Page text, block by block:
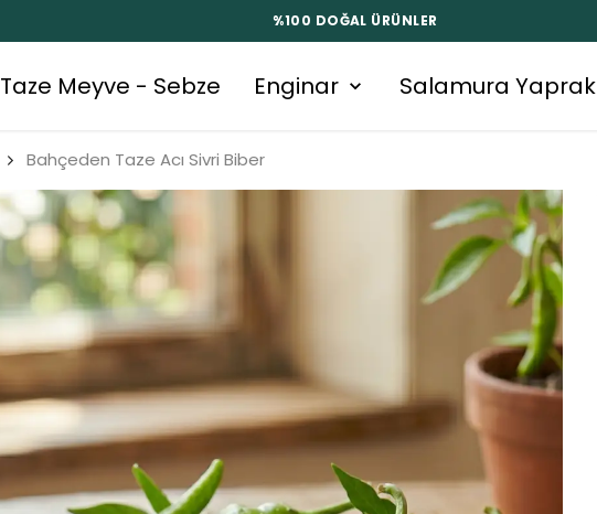
%100 DOĞAL ÜRÜNLER
Taze Meyve - Sebze Enginar Salamura Yaprak
Bahçeden Taze Acı Sivri Biber